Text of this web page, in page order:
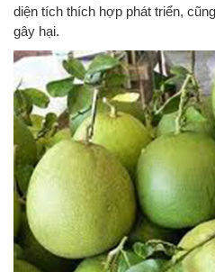
diện tích thích hợp phát triển,
gây hại.